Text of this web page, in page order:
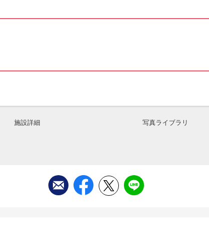
施設詳細 写真ライブラリ